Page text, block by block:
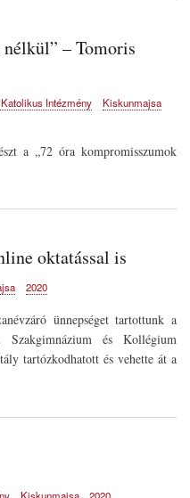
– Tomoris
Intézmény
Kiskunmajsa
a „72 óra kompromisszumok
oktatással is
2020
ünnepséget tartottunk a
és Kollégium
tartózkodhatott és vehette át a